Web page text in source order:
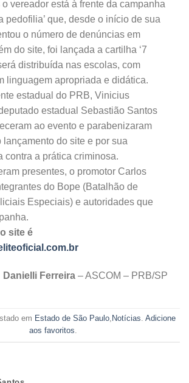
vereador está à frente da campanha
pedofilia’ que, desde o início de sua
o número de denúncias em
do site, foi lançada a cartilha ‘7
distribuída nas escolas, com
linguagem apropriada e didática.
estadual do PRB, Vinicius
estadual Sebastião Santos
ao evento e parabenizaram
lançamento do site e por sua
contra a prática criminosa.
presentes, o promotor Carlos
do Bope (Batalhão de
Especiais) e autoridades que
site é
Danielli Ferreira – ASCOM – PRB/SP
em Estado de São Paulo, Notícias. Adicione
aos favoritos.